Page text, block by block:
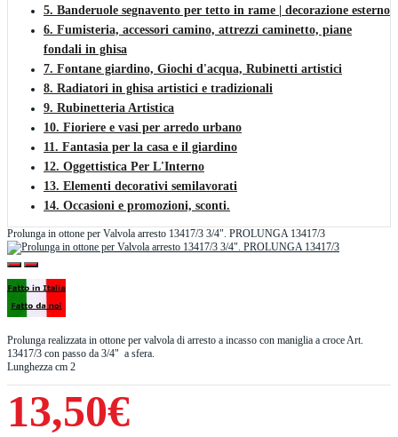
5. Banderuole segnavento per tetto in rame | decorazione esterno
6. Fumisteria, accessori camino, attrezzi caminetto, piane
fondali in ghisa
7. Fontane giardino, Giochi d'acqua, Rubinetti artistici
8. Radiatori in ghisa artistici e tradizionali
9. Rubinetteria Artistica
10. Fioriere e vasi per arredo urbano
11. Fantasia per la casa e il giardino
12. Oggettistica Per L'Interno
13. Elementi decorativi semilavorati
14. Occasioni e promozioni, sconti.
Prolunga in ottone per Valvola arresto 13417/3 3/4". PROLUNGA 13417/3
Prolunga realizzata in ottone per valvola di arresto a incasso con maniglia a croce Art.
13417/3 con passo da 3/4" a sfera.
Lunghezza cm 2
13,50€